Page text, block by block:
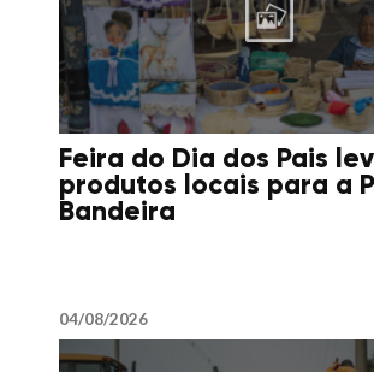
Feira do Dia dos Pais
produtos locais para a
Bandeira
04/08/2026